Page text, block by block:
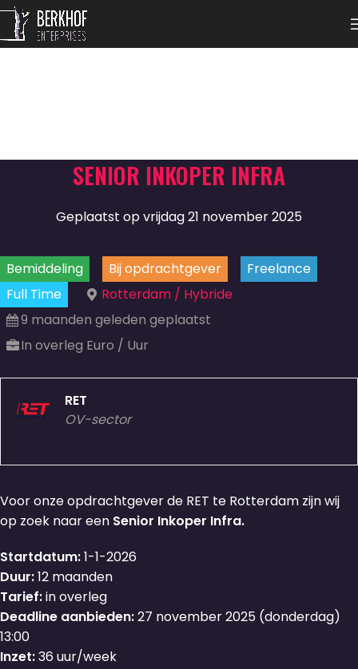
SENIOR INKOPER INFRA
Geplaatst op vrijdag 21 november 2025
Bemiddeling Bij opdrachtgever
Freelance
Full Time
Rotterdam / Hybride
9 maanden geleden geplaatst
In overleg Euro / Uur
RET
OV-sector
Voor onze opdrachtgever de RET te Rotterdam zijn wij
op zoek naar een Senior Inkoper Infra.
Startdatum:1-1-2026
Duur:12 maanden
Tarief:in overleg
Deadline aanbieden:27 november 2025 (donderdag)
13:00
Inzet:36 uur/week